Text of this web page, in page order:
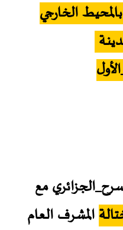
الخارجي
مع
المشرف العام